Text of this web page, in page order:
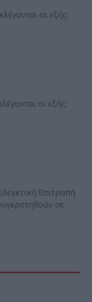
οι εξής:
οι εξής:
Επιτροπή
σε